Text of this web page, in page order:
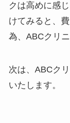
クは高めに感
けてみると、
為、ABCクリ
次は、ABCク
いたします。